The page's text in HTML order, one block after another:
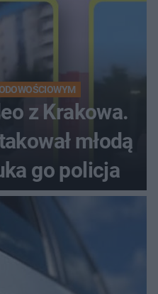
z Krakowa.
młodą
go policja